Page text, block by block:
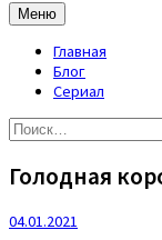
Меню
Главная
Блог
Сериал
Найти:
Голодная
04.01.2021